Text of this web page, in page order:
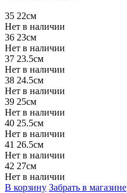
35 22см
Нет в наличии
36 23см
Нет в наличии
37 23.5см
Нет в наличии
38 24.5см
Нет в наличии
39 25см
Нет в наличии
40 25.5см
Нет в наличии
41 26.5см
Нет в наличии
42 27см
Нет в наличии
В корзину Забрать в магазине